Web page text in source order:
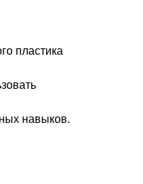
пластика
навыков.